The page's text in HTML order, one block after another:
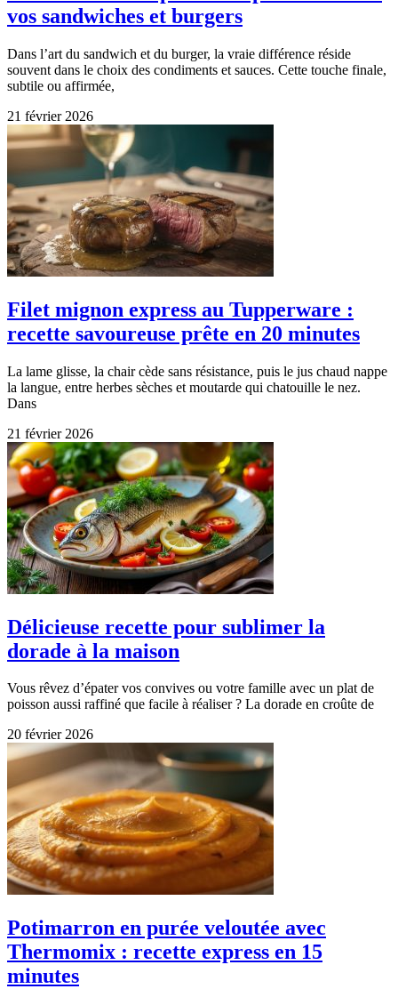
vos sandwiches et burgers
Dans l’art du sandwich et du burger, la vraie différence réside
souvent dans le choix des condiments et sauces. Cette touche finale,
subtile ou affirmée,
21 février 2026
Filet mignon express au Tupperware :
recette savoureuse prête en 20 minutes
La lame glisse, la chair cède sans résistance, puis le jus chaud nappe
la langue, entre herbes sèches et moutarde qui chatouille le nez.
Dans
21 février 2026
Délicieuse recette pour sublimer la
dorade à la maison
Vous rêvez d’épater vos convives ou votre famille avec un plat de
poisson aussi raffiné que facile à réaliser ? La dorade en croûte de
20 février 2026
Potimarron en purée veloutée avec
Thermomix : recette express en 15
minutes